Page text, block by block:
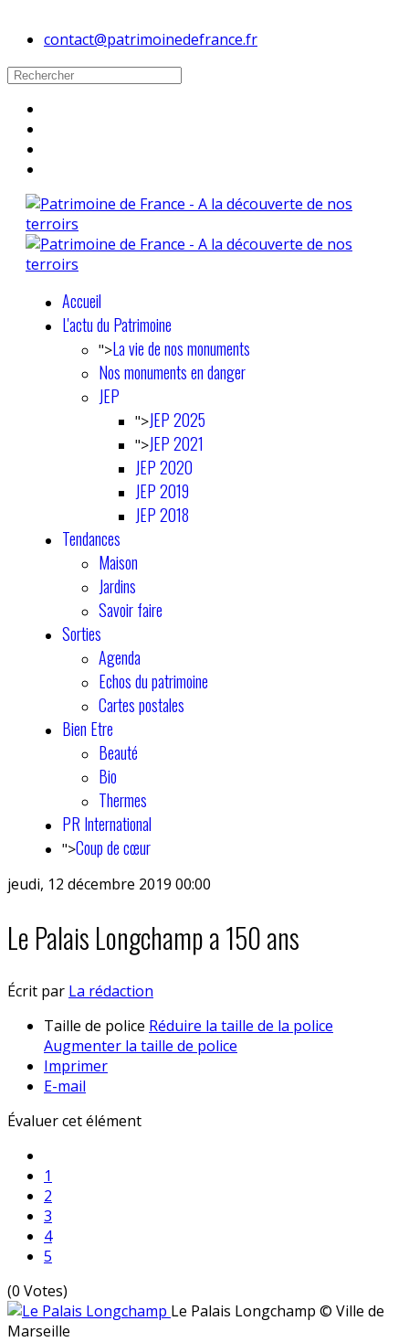
contact@patrimoinedefrance.fr
Accueil
L'actu du Patrimoine
">La vie de nos monuments
Nos monuments en danger
JEP
">JEP 2025
">JEP 2021
JEP 2020
JEP 2019
JEP 2018
Tendances
Maison
Jardins
Savoir faire
Sorties
Agenda
Echos du patrimoine
Cartes postales
Bien Etre
Beauté
Bio
Thermes
PR International
">Coup de cœur
jeudi, 12 décembre 2019 00:00
Le Palais Longchamp a 150 ans
Écrit par La rédaction
Taille de police Réduire la taille de la police
Augmenter la taille de police
Imprimer
E-mail
Évaluer cet élément
1
2
3
4
5
(0 Votes)
Le Palais Longchamp © Ville de
Marseille